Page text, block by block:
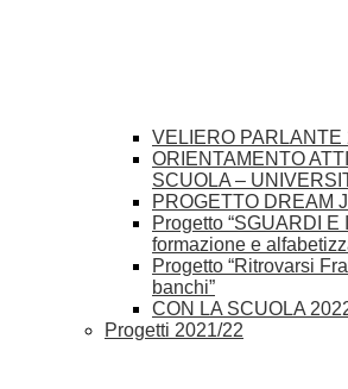
VELIERO PARLANTE
ORIENTAMENTO
SCUOLA –
PROGETTO DREAM
Progetto “SGUARDI E
formazione e
Progetto “Ritrovarsi
banchi”
CON LA SCUOLA
Progetti 2021/22